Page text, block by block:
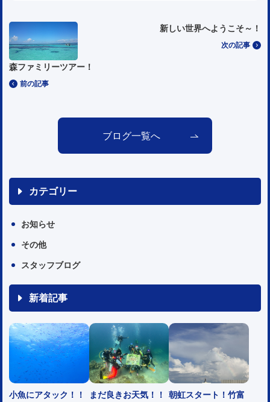
前の記事
森ファミリーツアー！
次の記事
新しい世界へようこそ～！
ブログ一覧へ
カテゴリー
お知らせ
その他
スタッフブログ
新着記事
小魚にアタック！！ まだ良きお天気！！
朝虹スタート！竹富